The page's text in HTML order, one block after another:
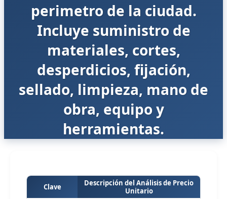
perimetro de la ciudad.
Incluye suministro de
materiales, cortes,
desperdicios, fijación,
sellado, limpieza, mano de
obra, equipo y
herramientas.
Clave
Descripción del Análisis de Precio
Unitario